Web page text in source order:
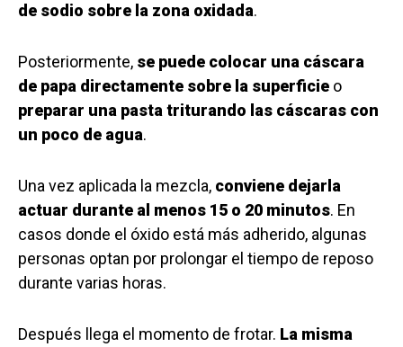
de sodio sobre la zona oxidada.
Posteriormente, se puede colocar una cáscara
de papa directamente sobre la superficie o
preparar una pasta triturando las cáscaras con
un poco de agua.
Una vez aplicada la mezcla, conviene dejarla
actuar durante al menos 15 o 20 minutos. En
casos donde el óxido está más adherido, algunas
personas optan por prolongar el tiempo de reposo
durante varias horas.
Después llega el momento de frotar. La misma